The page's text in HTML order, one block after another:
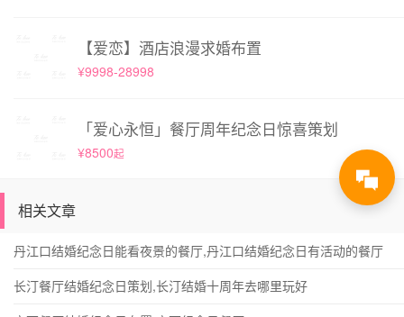
【爱恋】酒店浪漫求婚布置
¥9998-28998
「爱心永恒」餐厅周年纪念日惊喜策划
¥8500起
相关文章
丹江口结婚纪念日能看夜景的餐厅,丹江口结婚纪念日有活动的餐厅
长汀餐厅结婚纪念日策划,长汀结婚十周年去哪里玩好